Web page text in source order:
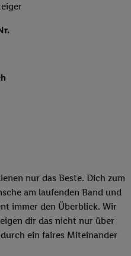
nur das Beste. Dich zum
am laufenden Band und
immer den Überblick. Wir
dir das nicht nur über
ein faires Miteinander